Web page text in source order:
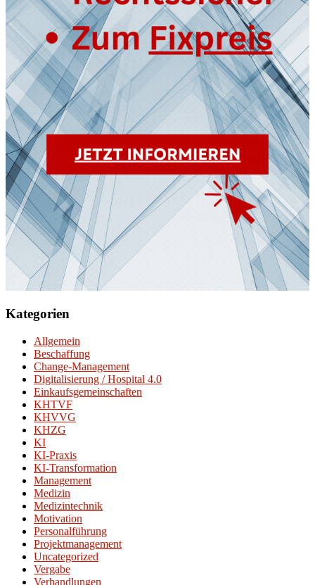
Kategorien
Allgemein
Beschaffung
Change-Management
Digitalisierung / Hospital 4.0
Einkaufsgemeinschaften
KHTVF
KHVVG
KHZG
KI
KI-Praxis
KI-Transformation
Management
Medizin
Medizintechnik
Motivation
Personalführung
Projektmanagement
Uncategorized
Vergabe
Verhandlungen